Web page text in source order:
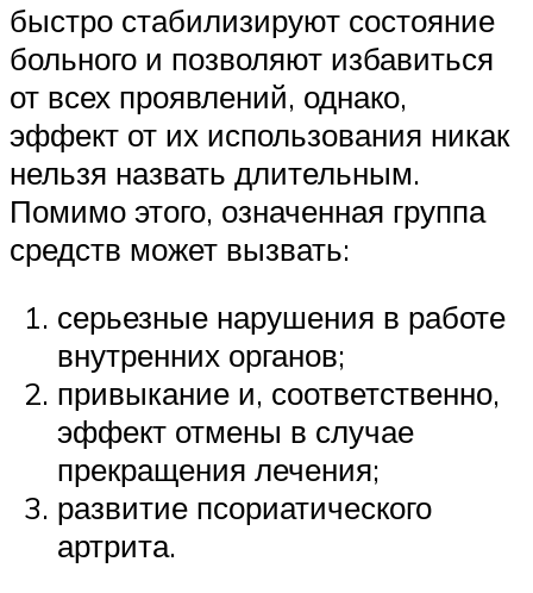
быстро стабилизируют состояние
больного и позволяют избавиться
от всех проявлений, однако,
эффект от их использования никак
нельзя назвать длительным.
Помимо этого, означенная группа
средств может вызвать:
серьезные нарушения в работе
внутренних органов;
привыкание и, соответственно,
эффект отмены в случае
прекращения лечения;
развитие псориатического
артрита.